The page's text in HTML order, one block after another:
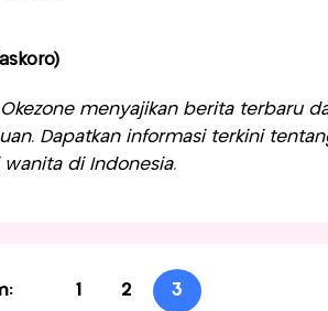
Okezone menyajikan berita terbaru
Dapatkan informasi terkini
wanita di Indonesia.
1 2 3